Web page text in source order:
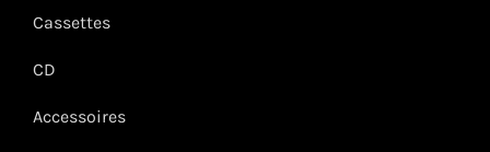
Cassettes
CD
Accessoires